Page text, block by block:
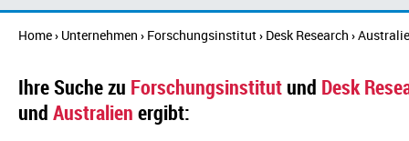
Home› Unternehmen › Forschungsinstitut› Desk Research ›
Ihre Suche zu Forschungsinstitutund Desk
und Australien ergibt: